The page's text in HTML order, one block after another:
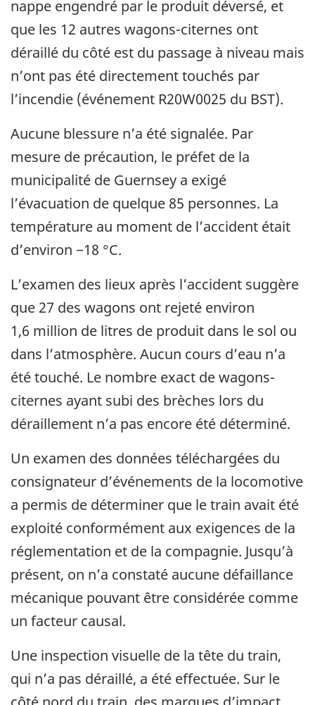
nappe engendré par le produit déversé, et
que les 12 autres wagons-citernes ont
déraillé du côté est du passage à niveau mais
n’ont pas été directement touchés par
l’incendie (événement R20W0025 du BST).
Aucune blessure n’a été signalée. Par
mesure de précaution, le préfet de la
municipalité de Guernsey a exigé
l’évacuation de quelque 85 personnes. La
température au moment de l’accident était
d’environ −18 °C.
L’examen des lieux après l’accident suggère
que 27 des wagons ont rejeté environ
1,6 million de litres de produit dans le sol ou
dans l’atmosphère. Aucun cours d’eau n’a
été touché. Le nombre exact de wagons-
citernes ayant subi des brèches lors du
déraillement n’a pas encore été déterminé.
Un examen des données téléchargées du
consignateur d’événements de la locomotive
a permis de déterminer que le train avait été
exploité conformément aux exigences de la
réglementation et de la compagnie. Jusqu’à
présent, on n’a constaté aucune défaillance
mécanique pouvant être considérée comme
un facteur causal.
Une inspection visuelle de la tête du train,
qui n’a pas déraillé, a été effectuée. Sur le